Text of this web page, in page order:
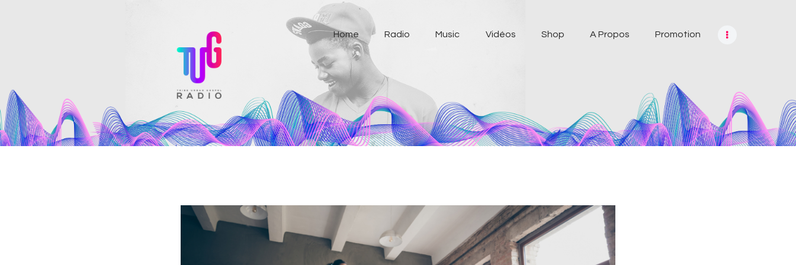
Home Radio Music Vidéos Shop A Propos Promotion
Home
Radio
Vidéos
Shop
Promotion
Contact